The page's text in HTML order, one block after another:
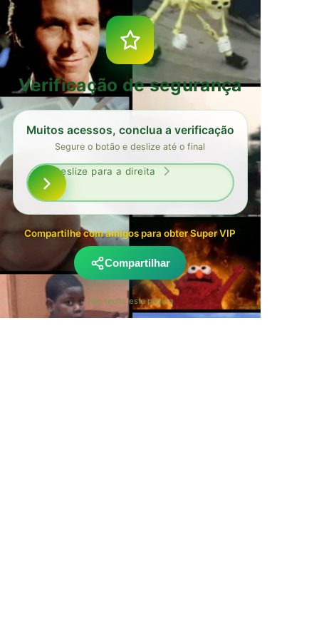
Verificação de segurança
Muitos acessos, conclua a verificação
Segure o botão e deslize até o final
Deslize para a direita
Compartilhe com amigos para obter Super VIP
Compartilhar
Não feche esta página